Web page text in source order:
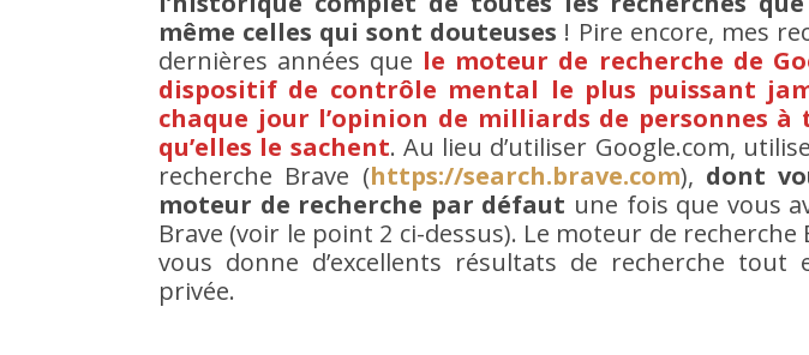
même celles qui sont douteuses ! Pire encore, mes
dernières années que le moteur de recherche de
dispositif de contrôle mental le plus puissant
chaque jour l’opinion de milliards de personnes à
qu’elles le sachent. Au lieu d’utiliser Google.com,
recherche Brave (https://search.brave.com), dont
moteur de recherche par défaut une fois que vous
Brave (voir le point 2 ci-dessus). Le moteur de recherche
vous donne d’excellents résultats de recherche
privée.